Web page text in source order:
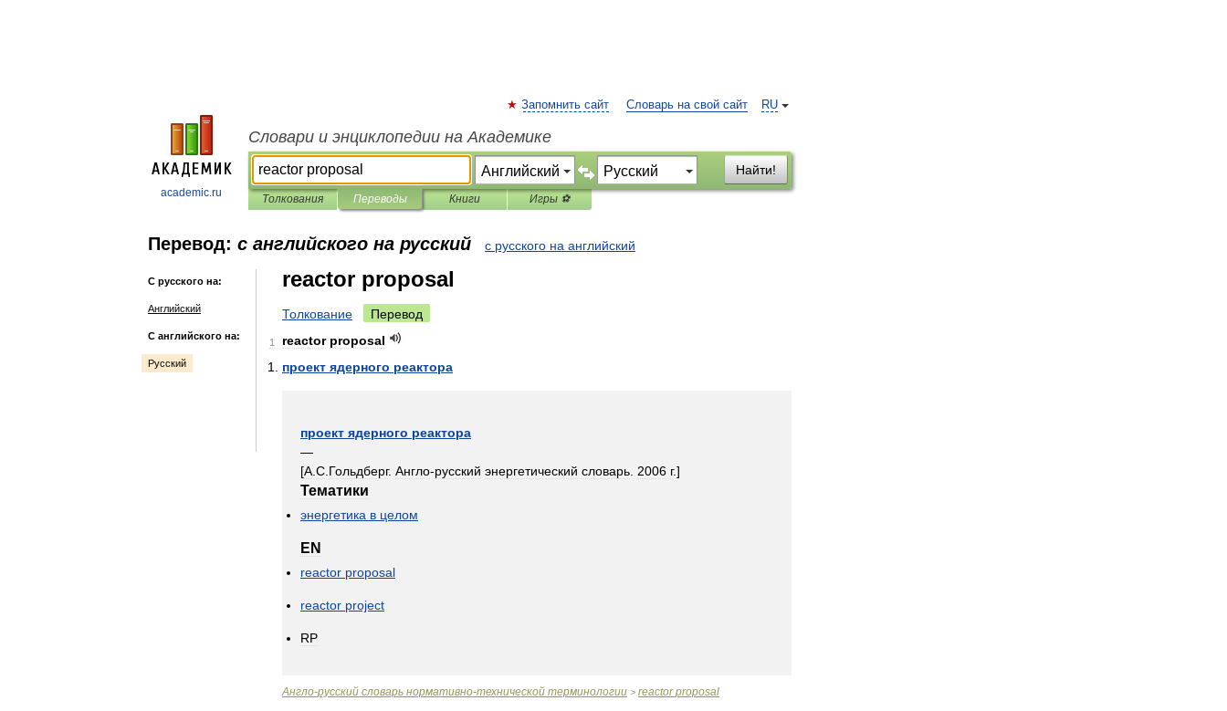
academic.ru
RU
Запомнить сайт Словарь на свой сайт
Словари и энциклопедии на Академике
Найти!
Толкования Переводы Книги Игры ⚽
Перевод: с английского на русский с русского на английский
С русского на:
Английский
С английского на:
Русский
reactor proposal
Толкование Перевод
1 reactor proposal
проект ядерного реактора
проект ядерного реактора
—
[А С Гольдберг. Англо-русский энергетический словарь 2006 г.]
Тематики
энергетика в целом
EN
reactor proposal
reactor project
RP
Англо-русский словарь нормативно-технической терминологии > reactor proposal